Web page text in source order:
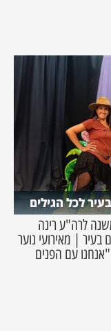
לכל הגילים
לרה"ע רינה
בעיר | מאירועי נוער
עם הפנים